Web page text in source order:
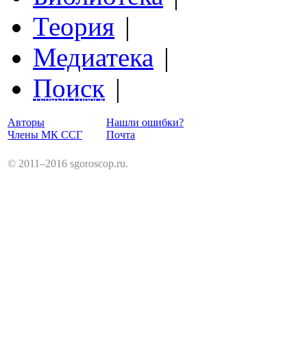
Теория |
Медиатека |
Поиск |
Структурный Гороскоп
Авторы
Члены МК ССГ
Нашли ошибки?
Почта
© 2011–2016 sgoroscop.ru.